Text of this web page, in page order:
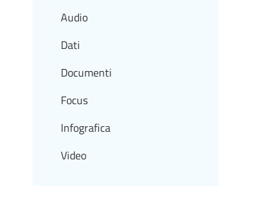
Audio
Dati
Documenti
Focus
Infografica
Video